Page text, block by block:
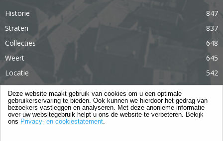
Historie
847
Straten
837
Collecties
648
Weert
645
Locatie
542
Weert in 365 dagen
363
Gebouwen
285
Lifestyle
Deze website maakt gebruik van cookies om u een optimale
gebruikerservaring te bieden. Ook kunnen we hierdoor het gedrag van
bezoekers vastleggen en analyseren. Met deze anonieme informatie
over uw websitegebruik helpt u ons de website te verbeteren. Bekijk
ons Privacy- en cookiestatement.